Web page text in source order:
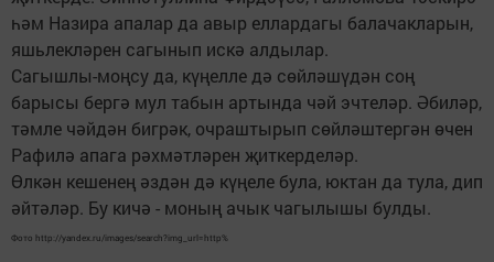
һәм Назира апалар да авыр еллардагы балачакларын,
яшьлекләрен сагынып искә алдылар.
Сагышлы-моңсу да, күңелле дә сөйләшүдән соң
барысы бергә мул табын артында чәй эчтеләр. Әбиләр,
тәмле чәйдән бигрәк, очраштырып сөйләштергән өчен
Рафилә апага рәхмәтләрен җиткерделәр.
Өлкән кешенең әздән дә күңеле була, юктан да тула, дип
әйтәләр. Бу кичә - моның ачык чагылышы булды.
Фото http://yandex.ru/images/search?img_url=http%